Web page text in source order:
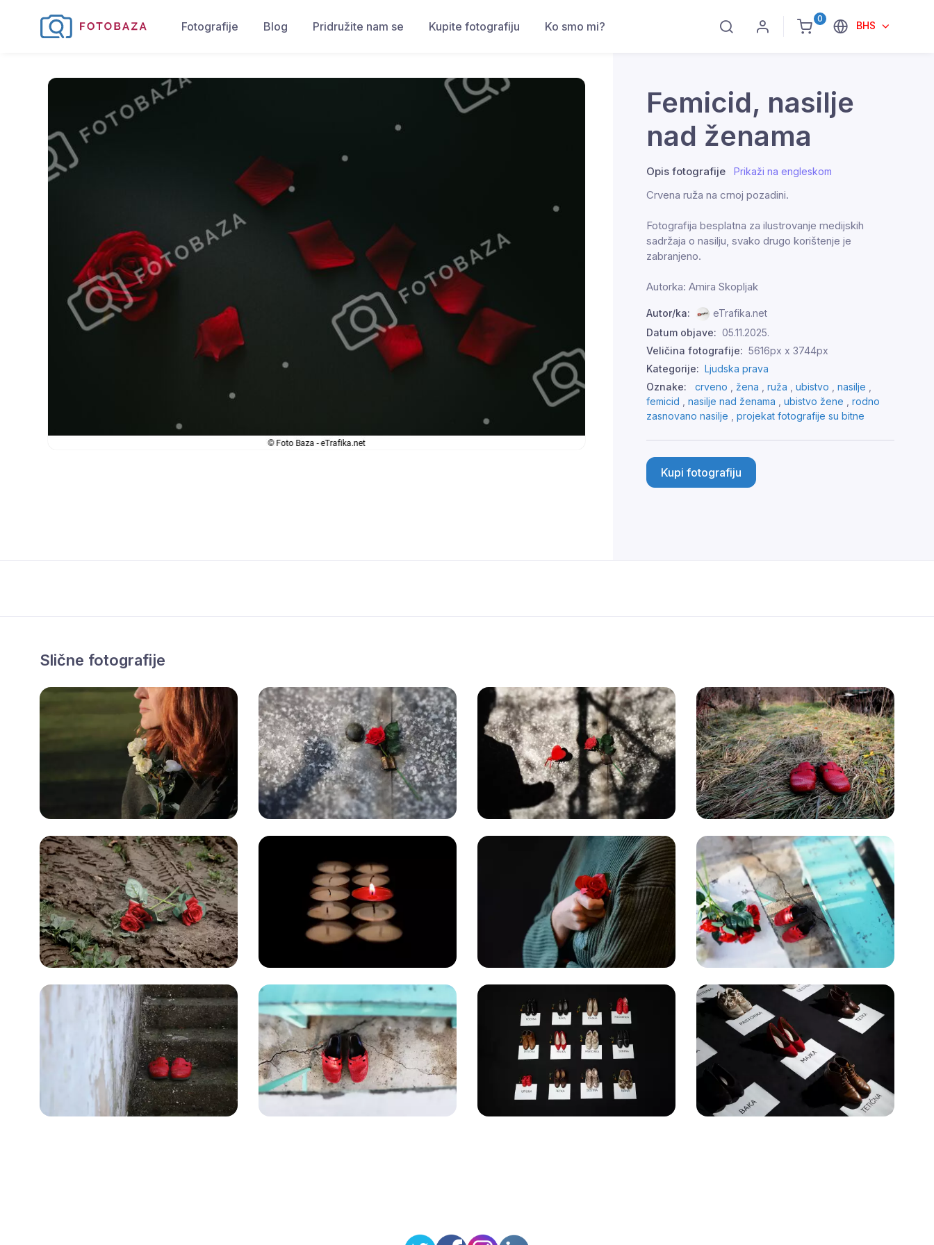
0
BHS
Fotografije Blog Pridružite nam se Kupite fotografiju Ko smo mi?
Femicid, nasilje
nad ženama
Opis fotografije Prikaži na engleskom
Crvena ruža na crnoj pozadini.
Fotografija besplatna za ilustrovanje medijskih
sadržaja o nasilju, svako drugo korištenje je
zabranjeno.
Autorka: Amira Skopljak
Autor/ka:
eTrafika.net
Datum objave: 05.11.2025.
Veličina fotografije: 5616px x 3744px
Kategorije: Ljudska prava
Oznake:
crveno , žena , ruža , ubistvo , nasilje ,
femicid , nasilje nad ženama , ubistvo žene , rodno
zasnovano nasilje , projekat fotografije su bitne
Kupi fotografiju
Slične fotografije